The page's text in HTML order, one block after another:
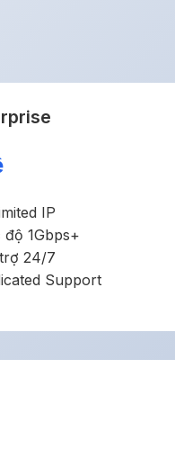
IP
1Gbps+
24/7
Support